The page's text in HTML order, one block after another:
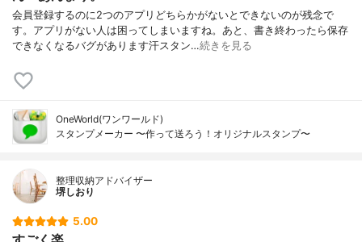
会員登録するのに2つのアプリどちらかがないとできないのが残念で
す。アプリがない人は困ってしまいますね。あと、書き終わったら保存
できなくなるバグがあります汗スタン…続きを見る
OneWorld(ワンワールド)
スタンプメーカー 〜作って送ろう！オリジナルスタンプ〜
整理収納アドバイザー
堺しおり
5.00